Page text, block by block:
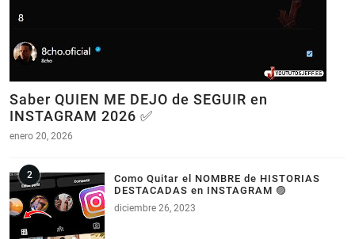
Saber QUIEN ME DEJO de SEGUIR en
INSTAGRAM 2026 ✅
enero 20, 2026
Como Quitar el NOMBRE de HISTORIAS
DESTACADAS en INSTAGRAM 🟣
diciembre 26, 2023